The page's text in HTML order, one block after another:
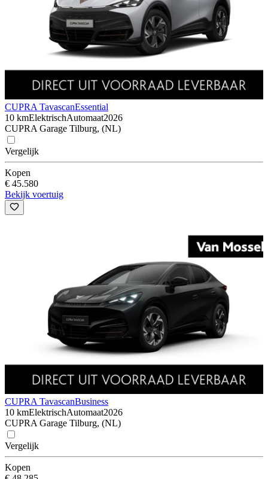
CUPRA TavascanEssential
10 kmElektrischAutomaat2026
CUPRA Garage Tilburg, (NL)
Vergelijk
Kopen
€ 45.580
Bekijk voertuig
CUPRA TavascanBusiness
10 kmElektrischAutomaat2026
CUPRA Garage Tilburg, (NL)
Vergelijk
Kopen